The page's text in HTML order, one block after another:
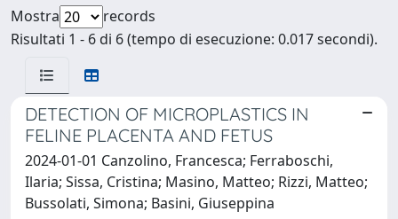
Mostra
records
Risultati 1 - 6 di 6 (tempo di esecuzione: 0.017 secondi).
DETECTION OF MICROPLASTICS IN
FELINE PLACENTA AND FETUS
2024-01-01 Canzolino, Francesca; Ferraboschi,
Ilaria; Sissa, Cristina; Masino, Matteo; Rizzi, Matteo;
Bussolati, Simona; Basini, Giuseppina